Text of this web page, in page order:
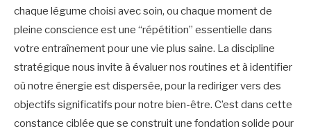
chaque légume choisi avec soin, ou chaque moment de
pleine conscience est une “répétition” essentielle dans
votre entraînement pour une vie plus saine. La discipline
stratégique nous invite à évaluer nos routines et à identifier
où notre énergie est dispersée, pour la rediriger vers des
objectifs significatifs pour notre bien-être. C’est dans cette
constance ciblée que se construit une fondation solide pour